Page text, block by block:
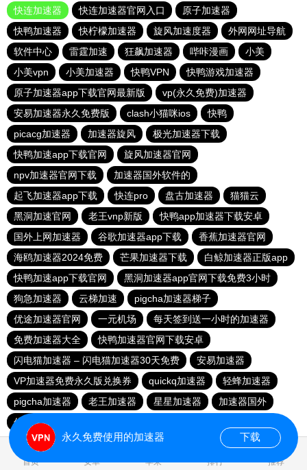
快连加速器
快连加速器官网入口
原子加速器
快鸭加速器
快柠檬加速器 旋风加速度器
外网网址导航
软件中心
雷霆加速 狂飙加速器 哔咔漫画
小美
小美vpn
小美加速器 快鸭VPN
快鸭游戏加速器
原子加速器app下载官网最新版
vp(永久免费)加速器
安易加速器永久免费版
clash小猫咪ios
快鸭
picacg加速器
加速器旋风
极光加速器下载
快鸭加速app下载官网
旋风加速器官网
npv加速器官网下载
加速器国外软件的
起飞加速器app下载
快连pro 盘古加速器
猫猫云
黑洞加速官网
老王vnp新版
快鸭app加速器下载安卓
国外上网加速器
谷歌加速器app下载
香蕉加速器官网
海鸥加速器2024免费
芒果加速器下载
白鲸加速器正版app
快鸭加速app下载官网
黑洞加速器app官网下载免费3小时
狗急加速器
云梯加速
pigcha加速器梯子
优途加速器官网
一元机场
每天签到送一小时的加速器
免费加速器大全
快鸭加速器官网下载安卓
闪电猫加速器 – 闪电猫加速器30天免费
安易加速器
VP加速器免费永久版兑换券
quickq加速器
轻蜂加速器
pigcha加速器
老王加速器 星星加速器
加速器国外
优速加速器
首页 安卓 苹果 排行 推荐
永久免费使用的加速器 下载
0.017109s